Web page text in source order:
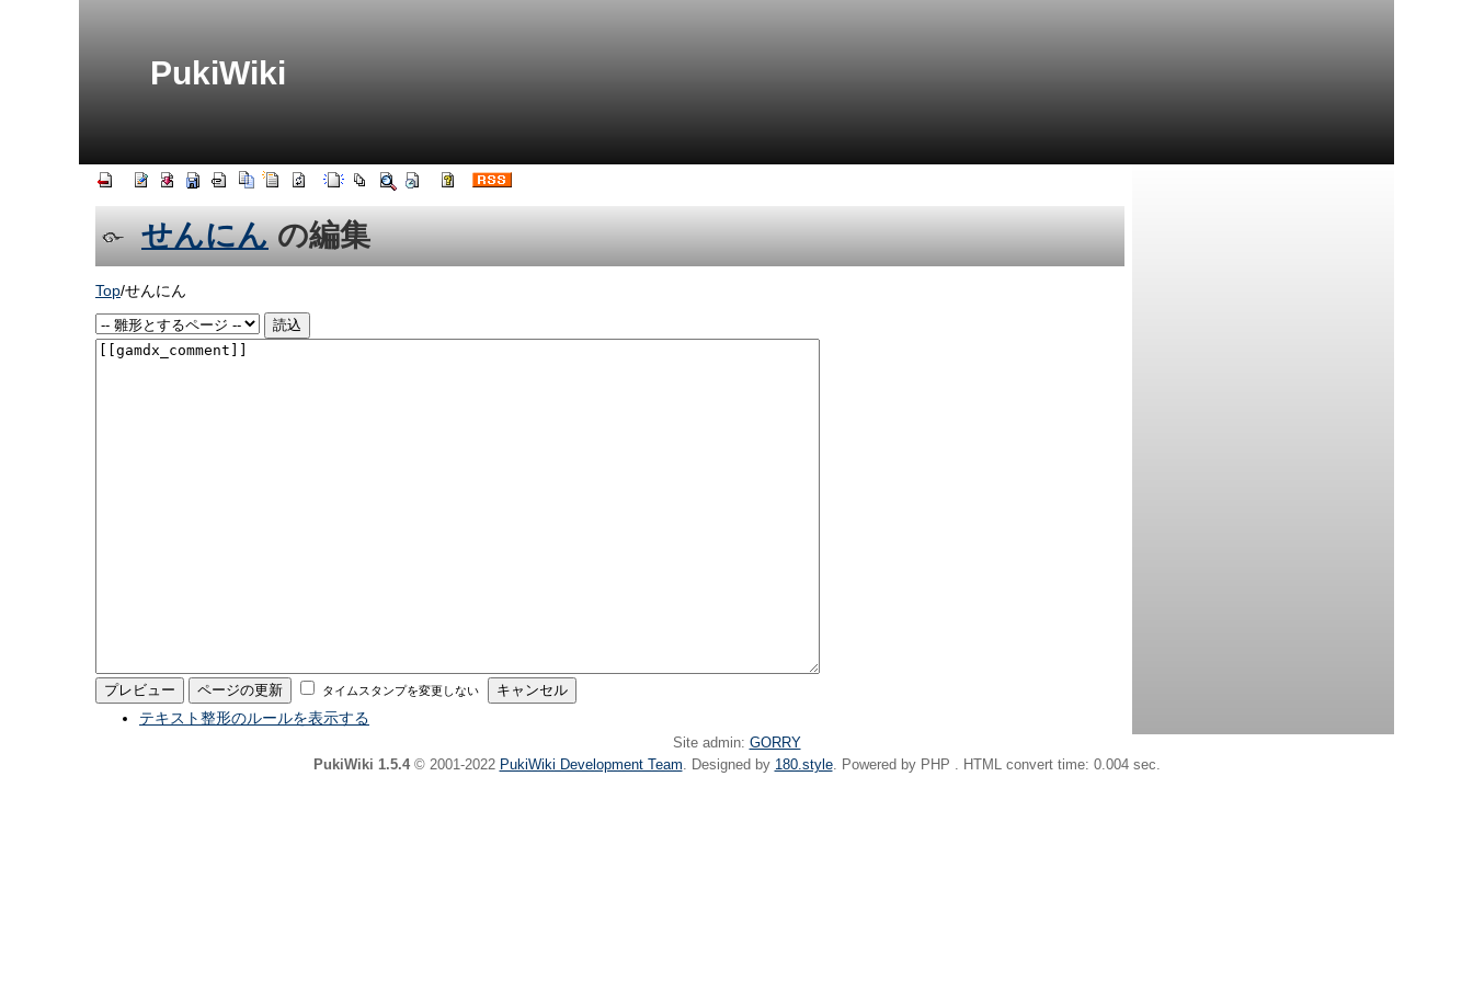
PukiWiki
せんにんの編集
Top/せんにん
タイムスタンプを変更しない
テキスト整形のルールを表示する
Site admin: GORRY
PukiWiki 1.5.4© 2001-2022 PukiWiki Development Team . Designed by 180.style. Powered by PHP . HTML convert time: 0.004 sec.